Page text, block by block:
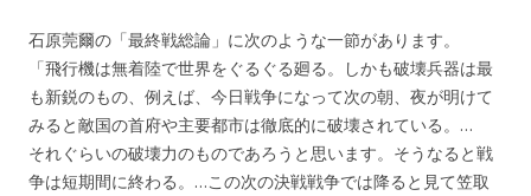
石原莞爾の「最終戦総論」に次のような一節があります。
「飛行機は無着陸で世界をぐるぐる廻る。しかも破壊兵器は最
も新鋭のもの、例えば、今日戦争になって次の朝、夜が明けて
みると敵国の首府や主要都市は徹底的に破壊されている。…
それぐらいの破壊力のものであろうと思います。そうなると戦
争は短期間に終わる。…この次の決戦戦争では降ると見て笠取